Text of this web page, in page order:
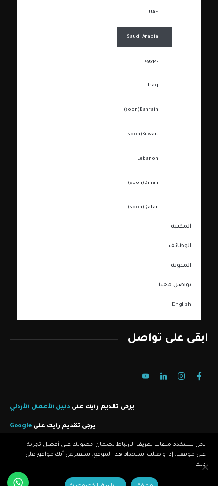
UAE
Saudi Arabia
Egypt
Iraq
Bahrain
(soon)
Kuwait
(soon)
Lebanon
Oman
(soon)
Qatar
(soon)
المكتبة
الوظائف
المدونة
تواصل معنا
English
ابقى على تواصل
يرجى تقديم رايك على دليل الأعمال الأردني
يرجى تقديم رايك على Google
نحن نستخدم ملفات تعريف الارتباط لضمان حصولك على أفضل تجربة
على موقعنا. إذا واصلت استخدام هذا الموقع، سنفترض أنك موافق على
ذلك